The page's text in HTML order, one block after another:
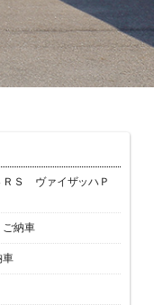
Ｓ ヴァイザッハＰ
納車